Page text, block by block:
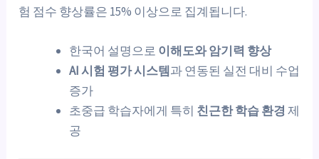
험 점수 향상률은 15% 이상으로 집계됩니다.
한국어 설명으로 이해도와 암기력 향상
AI 시험 평가 시스템과 연동된 실전 대비 수업
증가
초중급 학습자에게 특히 친근한 학습 환경제
공